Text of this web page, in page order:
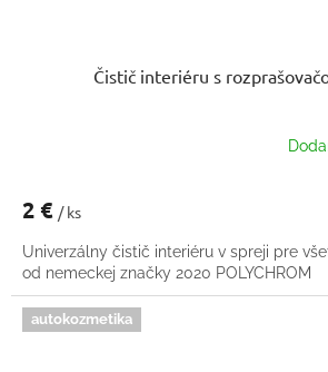
Čistič interiéru s
2 € / ks
Univerzálny čistič interiéru v spreji pre
od nemeckej značky 2020 POLYCHROM
autokozmetika